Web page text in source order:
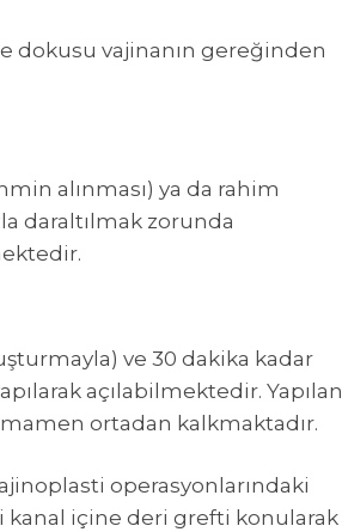
dokusu vajinanın gereğinden
alınması) ya da rahim
daraltılmak zorunda
ve 30 dakika kadar
açılabilmektedir. Yapılan
ortadan kalkmaktadır.
operasyonlarındaki
kanal içine deri grefti konularak